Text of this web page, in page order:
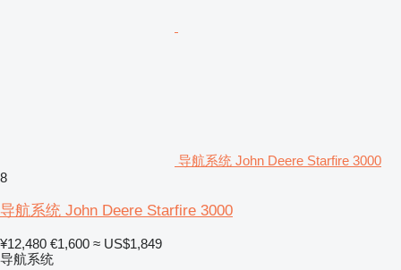
导航系统 John Deere Starfire 3000
8
导航系统 John Deere Starfire 3000
¥12,480 €1,600 ≈ US$1,849
导航系统